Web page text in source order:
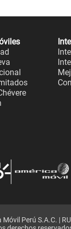
Móvil Perú S.A.C. |